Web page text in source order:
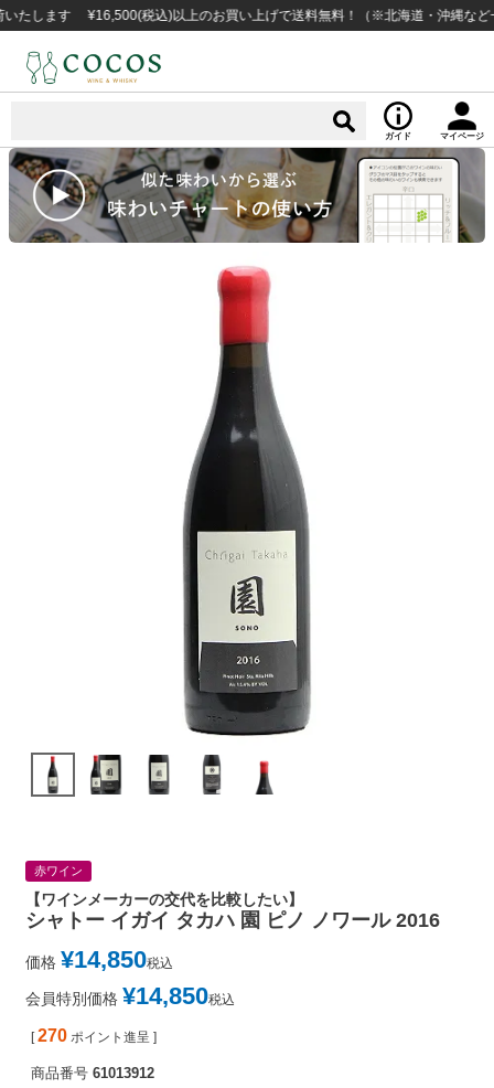
す ¥16,500(税込)以上のお買い上げで送料無料！（※北海道・沖縄など一部例
ガイド マイページ
赤ワイン
【ワインメーカーの交代を比較したい】
シャトー イガイ タカハ 園 ピノ ノワール 2016
価格 ¥14,850税込
会員特別価格 ¥14,850税込
[ 270 ポイント進呈 ]
商品番号 61013912